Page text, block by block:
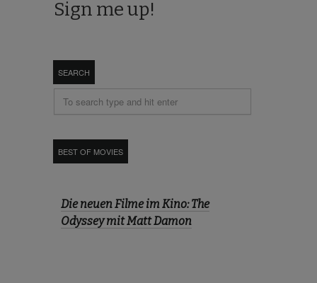
SEARCH
BEST OF MOVIES
Die neuen Filme im Kino: The
Odyssey mit Matt Damon